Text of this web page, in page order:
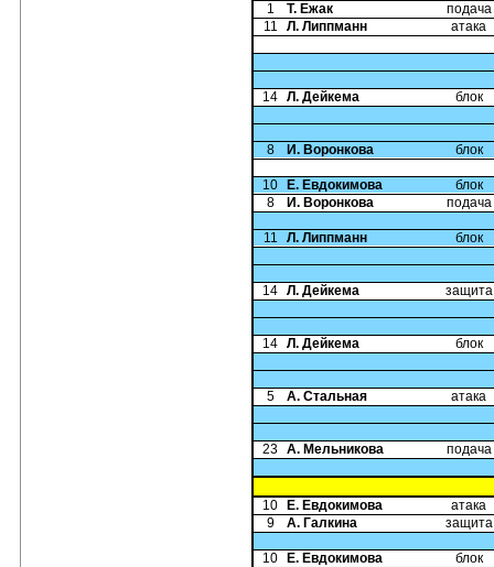
1 Т. Ежак
подача
11
Л. Липпманн атака
14 Л. Дейкема блок
8 И. Воронкова блок
10 Е. Евдокимова
блок
8
И. Воронкова подача
11 Л. Липпманн блок
14 Л. Дейкема защита
14 Л. Дейкема блок
5 А. Стальная атака
23 А. Мельникова подача
10 Е. Евдокимова
атака
9
А. Галкина защита
10 Е. Евдокимова блок